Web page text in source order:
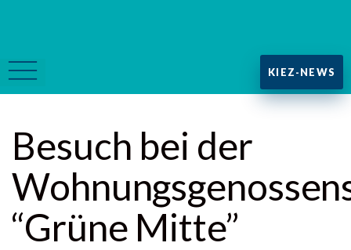
KIEZ-NEWS
Besuch bei der
“Grüne Mitte”